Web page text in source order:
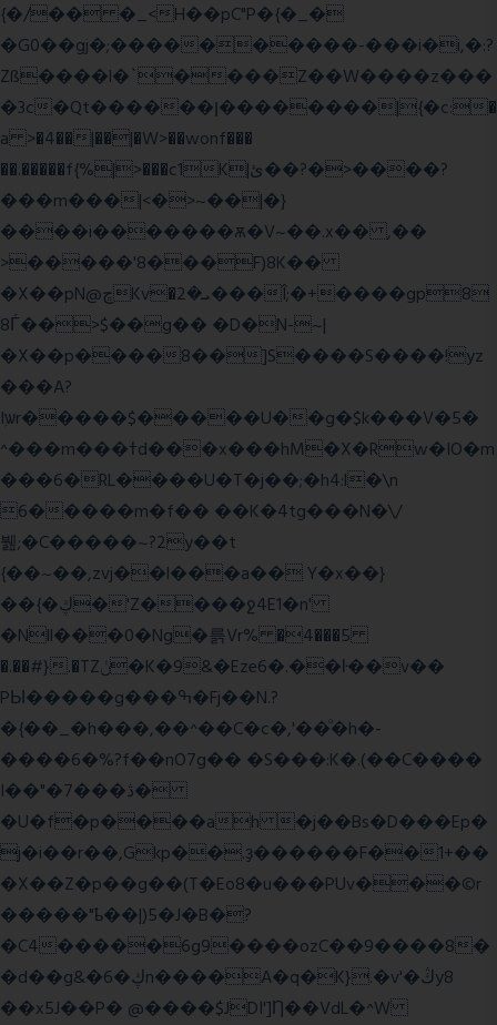
{�/�� �_<H��pC"P�{�_�
�G0��gj�;����������-���i�i,�:?
Zß����l�`����Z��W����z���
�3c�Qt������ן��������|{�c:�
a >�4��|��|�W>��wonf���
��.�����f{%|>���c1K|ئ��?�>����?
���m���|<�>~��|�}
����i�������ѫ�V~��.x�� ,��
>�����'8���F)8K��
�X��pN@ڇKv�ܝ�2���Î;�+����gp8
8Ѓ��>$��g�� �D�N-~|
�X��p����8��]S����S����!yz
���A?
Iۭѡr�����$�����U��g�$k���V�5�
^���m���ߙd���x���hM�X�Rw�IO�m
���6�RL����U�T�j��;�h4:l�\n
6�����m�f�� ��K�4tg���N�\/
뷆;�C�����~?2y��t
{��~��,zvj��l���a�� Y�x��}
��{�ڮ�'Z����ջ4E1�n'
�Nll���0�Ng�륽Vr% �4���5
�.��#}.�TZݩ�K�9&�Eze6�.��ŀ��v��
PЫ�����g���ߒ�Fj��N.?
�{��_�h���,��^��C�c�,'��ͦ�h�-
����6�%?f��nO7 g�� �S���:K�.(��C����
I��"�7 ���ڎ�
�U�f�p����ah �j��Bs�D���Ep�
j�i��r��,Gkp��.ҙ������F��1+��
�X��Z�p��g��(T�Eo8�u���PUv���©r
�����"ҍ��|)5�J�B�?
�C4�����6g9����ozC��9����8�
�d��g&�6�ڮn����A�q�K}.�v'�ڭy8
��x5J��P� @����$JDI']Ƞ��VdL�^W